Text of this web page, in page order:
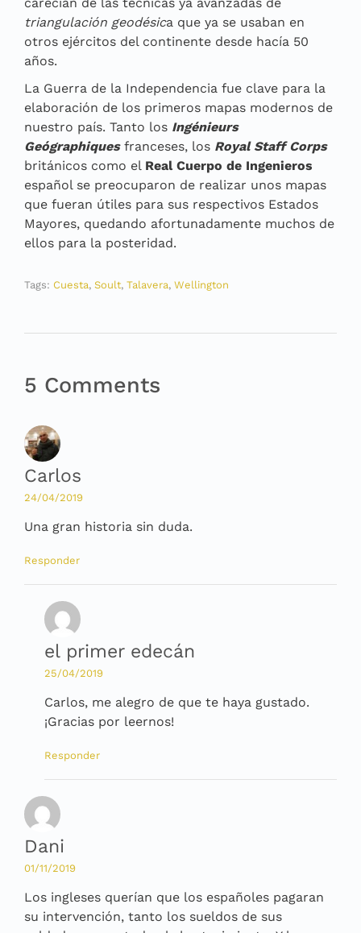
triangulación geodésica que ya se usaban en
otros ejércitos del continente desde hacía 50
años.
La Guerra de la Independencia fue clave para la
elaboración de los primeros mapas modernos de
nuestro país. Tanto los Ingénieurs
Geógraphiquesfranceses, los Royal Staff Corps
británicos como el Real Cuerpo de Ingenieros
español se preocuparon de realizar unos mapas
que fueran útiles para sus respectivos Estados
Mayores, quedando afortunadamente muchos de
ellos para la posteridad.
Tags: Cuesta, Soult, Talavera, Wellington
5 Comments
Carlos
24/04/2019
Una gran historia sin duda.
Responder
el primer edecán
25/04/2019
Carlos, me alegro de que te haya gustado.
¡Gracias por leernos!
Responder
Dani
01/11/2019
Los ingleses querían que los españoles pagaran
su intervención, tanto los sueldos de sus